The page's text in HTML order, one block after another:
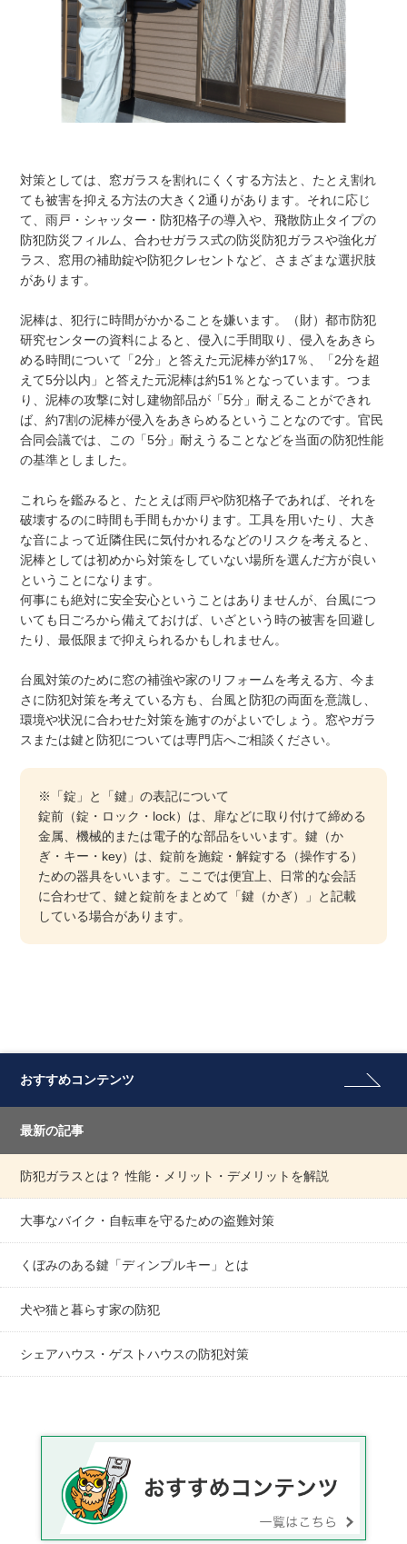
対策としては、窓ガラスを割れにくくする方法と、たとえ割れ
ても被害を抑える方法の大きく2通りがあります。それに応じ
て、雨戸・シャッター・防犯格子の導入や、飛散防止タイプの
防犯防災フィルム、合わせガラス式の防災防犯ガラスや強化ガ
ラス、窓用の補助錠や防犯クレセントなど、さまざまな選択肢
があります。
泥棒は、犯行に時間がかかることを嫌います。（財）都市防犯
研究センターの資料によると、侵入に手間取り、侵入をあきら
める時間について「2分」と答えた元泥棒が約17％、「2分を超
えて5分以内」と答えた元泥棒は約51％となっています。つま
り、泥棒の攻撃に対し建物部品が「5分」耐えることができれ
ば、約7割の泥棒が侵入をあきらめるということなのです。官民
合同会議では、この「5分」耐えうることなどを当面の防犯性能
の基準としました。
これらを鑑みると、たとえば雨戸や防犯格子であれば、それを
破壊するのに時間も手間もかかります。工具を用いたり、大き
な音によって近隣住民に気付かれるなどのリスクを考えると、
泥棒としては初めから対策をしていない場所を選んだ方が良い
ということになります。
何事にも絶対に安全安心ということはありませんが、台風につ
いても日ごろから備えておけば、いざという時の被害を回避し
たり、最低限まで抑えられるかもしれません。
台風対策のために窓の補強や家のリフォームを考える方、今ま
さに防犯対策を考えている方も、台風と防犯の両面を意識し、
環境や状況に合わせた対策を施すのがよいでしょう。窓やガラ
スまたは鍵と防犯については専門店へご相談ください。
※「錠」と「鍵」の表記について
錠前（錠・ロック・lock）は、扉などに取り付けて締める
金属、機械的または電子的な部品をいいます。鍵（か
ぎ・キー・key）は、錠前を施錠・解錠する（操作する）
ための器具をいいます。ここでは便宜上、日常的な会話
に合わせて、鍵と錠前をまとめて「鍵（かぎ）」と記載
している場合があります。
おすすめコンテンツ
最新の記事
防犯ガラスとは？ 性能・メリット・デメリットを解説
大事なバイク・自転車を守るための盗難対策
くぼみのある鍵「ディンプルキー」とは
犬や猫と暮らす家の防犯
シェアハウス・ゲストハウスの防犯対策